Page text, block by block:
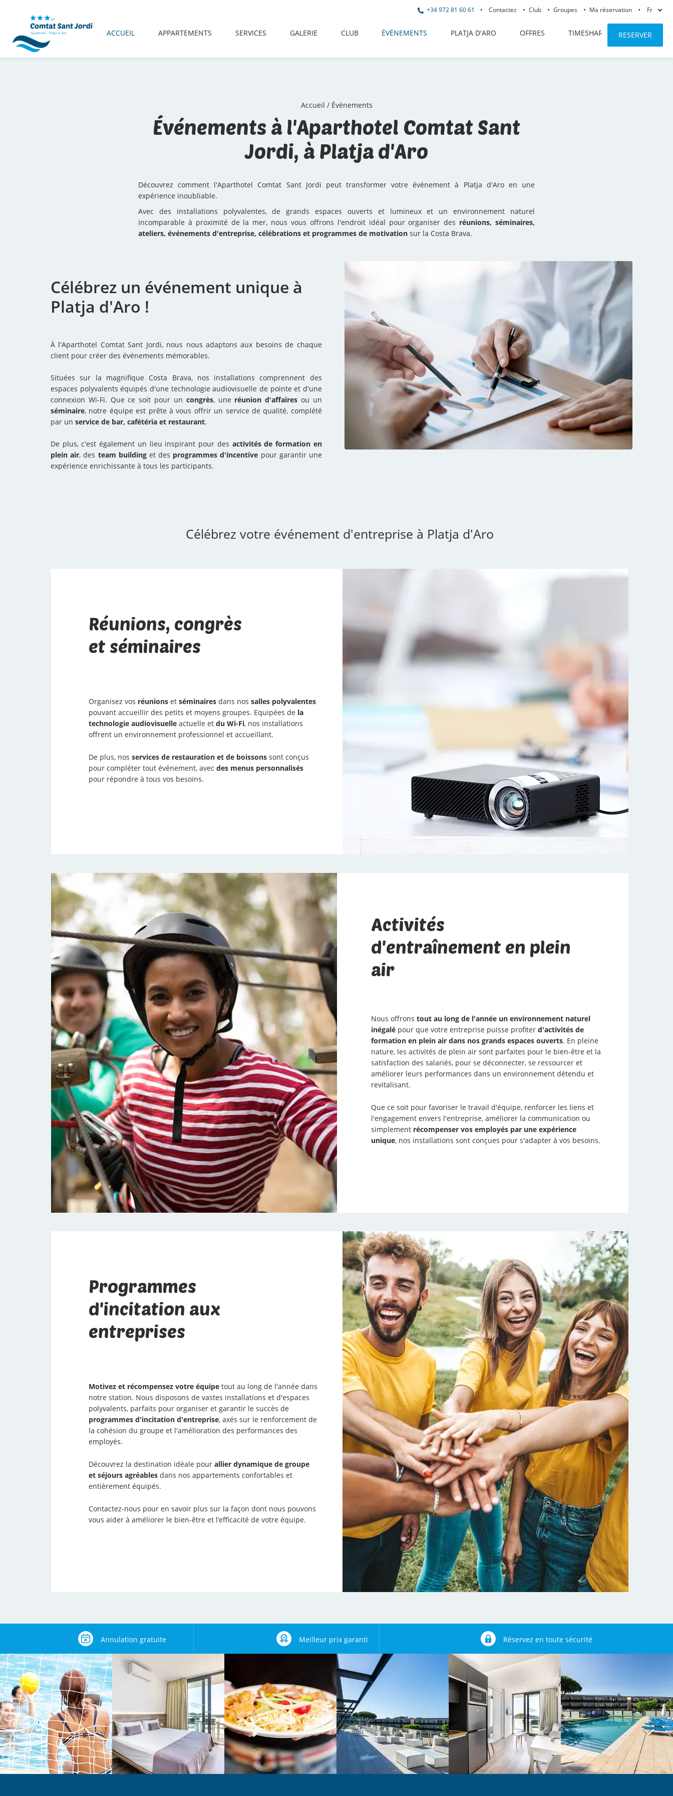
+34 972 81 60 61 Contactez Club Groupes Ma réservation Fr
ACCUEIL APPARTEMENTS SERVICES GALERIE CLUB ÉVÉNEMENTS PLATJA D'ARO OFFRES TIMESHARE RESERVER
Accueil / Événements
Événements à l'Aparthotel Comtat Sant
Jordi, à Platja d'Aro
Découvrez comment l'Aparthotel Comtat Sant Jordi peut transformer votre événement à Platja d'Aro en une
expérience inoubliable.
Avec des installations polyvalentes, de grands espaces ouverts et lumineux et un environnement naturel
incomparable à proximité de la mer, nous vous offrons l'endroit idéal pour organiser des réunions, séminaires,
ateliers, événements d'entreprise, célébrations et programmes de motivation sur la Costa Brava.
Célébrez un événement unique à
Platja d'Aro !
À l'Aparthotel Comtat Sant Jordi, nous nous adaptons aux besoins de chaque
client pour créer des événements mémorables.
Situées sur la magnifique Costa Brava, nos installations comprennent des
espaces polyvalents équipés d'une technologie audiovisuelle de pointe et d'une
connexion Wi-Fi. Que ce soit pour un congrès, une réunion d'affaires ou un
séminaire, notre équipe est prête à vous offrir un service de qualité, complété
par un service de bar, cafétéria et restaurant.
De plus, c'est également un lieu inspirant pour des activités de formation en
plein air, des team buildinget des programmes d'incentive pour garantir une
expérience enrichissante à tous les participants.
Célébrez votre événement d'entreprise à Platja d'Aro
Réunions, congrès
et séminaires
Organisez vos réunions et séminaires dans nos salles polyvalentes
pouvant accueillir des petits et moyens groupes. Equipées de la
technologie audiovisuelle actuelle et du Wi-Fi, nos installations
offrent un environnement professionnel et accueillant.
De plus, nos services de restauration et de boissons sont conçus
pour compléter tout événement, avec des menus personnalisés
pour répondre à tous vos besoins.
Activités
d'entraînement en plein
air
Nous offrons tout au long de l'année un environnement naturel
inégalépour que votre entreprise puisse profiter d'activités de
formation en plein air dans nos grands espaces ouverts. En pleine
nature, les activités de plein air sont parfaites pour le bien-être et la
satisfaction des salariés, pour se déconnecter, se ressourcer et
améliorer leurs performances dans un environnement détendu et
revitalisant.
Que ce soit pour favoriser le travail d'équipe, renforcer les liens et
l'engagement envers l'entreprise, améliorer la communication ou
simplement récompenser vos employés par une expérience
unique, nos installations sont conçues pour s'adapter à vos besoins.
Programmes
d'incitation aux
entreprises
Motivez et récompensez votre équipe tout au long de l'année dans
notre station. Nous disposons de vastes installations et d'espaces
polyvalents, parfaits pour organiser et garantir le succès de
programmes d'incitation d'entreprise, axés sur le renforcement de
la cohésion du groupe et l'amélioration des performances des
employés.
Découvrez la destination idéale pour allier dynamique de groupe
et séjours agréables dans nos appartements confortables et
entièrement équipés.
Contactez-nous pour en savoir plus sur la façon dont nous pouvons
vous aider à améliorer le bien-être et l’efficacité de votre équipe.
Annulation gratuite Meilleur prix garanti Réservez en toute sécurité